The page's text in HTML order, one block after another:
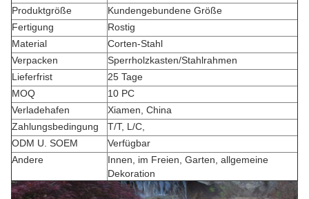
Produktgröße
Kundengebundene Größe
Fertigung
Rostig
Material
Corten-Stahl
Verpacken
Sperrholzkasten/Stahlrahmen
Lieferfrist
25 Tage
MOQ
10 PC
Verladehafen
Xiamen, China
Zahlungsbedingung
T/T, L/C,
ODM U. SOEM
Verfügbar
Andere
Innen, im Freien, Garten, allgemeine
Dekoration